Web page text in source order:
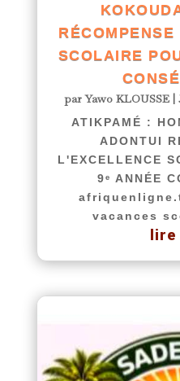
RÉCOMPENSE
SCOLAIRE
parYawo KLOUSSE |
ATIKPAMÉ :
ADONTUI
L'EXCELLENCE
9ᵉ ANNÉE
vacances
lire